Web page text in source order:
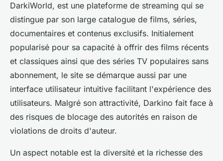
DarkiWorld, est une plateforme de streaming qui se
distingue par son large catalogue de films, séries,
documentaires et contenus exclusifs. Initialement
popularisé pour sa capacité à offrir des films récents
et classiques ainsi que des séries TV populaires sans
abonnement, le site se démarque aussi par une
interface utilisateur intuitive facilitant l'expérience des
utilisateurs. Malgré son attractivité, Darkino fait face à
des risques de blocage des autorités en raison de
violations de droits d'auteur.
Un aspect notable est la diversité et la richesse des